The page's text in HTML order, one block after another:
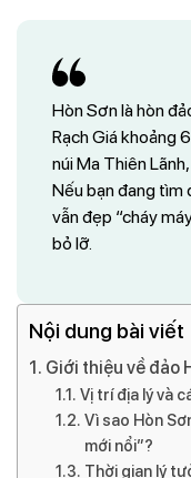
Hòn Sơn là hòn
Rạch Giá khoảng
núi Ma Thiên
Nếu bạn đang tìm
vẫn đẹp “cháy
bỏ lỡ.
Nội dung bài viết
Giới thiệu về đảo
Vị trí địa lý và
Vì sao Hòn
mới nổi”?
Thời gian lý